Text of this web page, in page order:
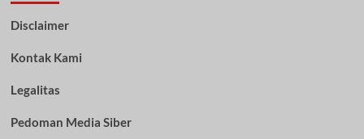
Disclaimer
Kontak Kami
Legalitas
Pedoman Media Siber